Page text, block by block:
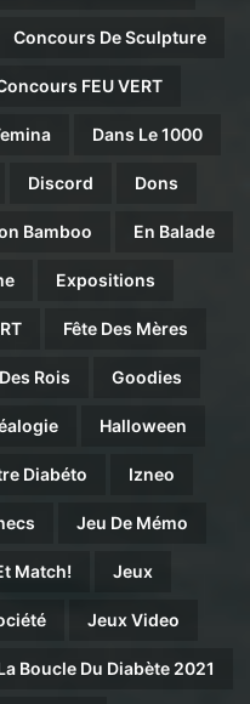
Concours De Sculpture
FEU VERT
Dans Le 1000
Discord Dons
Bamboo En Balade
Expositions
Fête Des Mères
Rois Goodies
Halloween
Diabéto Izneo
Jeu De Mémo
Match! Jeux
Jeux Video
Boucle Du Diabète 2021